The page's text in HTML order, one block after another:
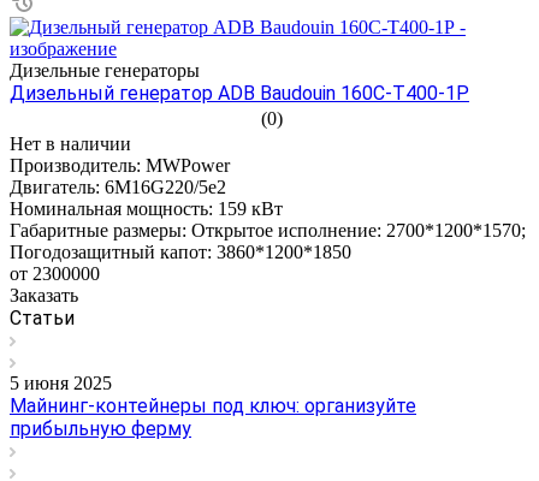
Дизельные генераторы
Дизельный генератор ADB Baudouin 160С-Т400-1Р
(0)
Нет в наличии
Производитель: MWPower
Двигатель: 6M16G220/5e2
Номинальная мощность: 159 кВт
Габаритные размеры: Открытое исполнение: 2700*1200*1570;
Погодозащитный капот: 3860*1200*1850
от 2300000
Заказать
Статьи
5 июня 2025
Майнинг-контейнеры под ключ: организуйте
прибыльную ферму